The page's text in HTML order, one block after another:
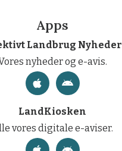
Apps
Landbrug Nyheder
nyheder og e-avis.
LandKiosken
vores digitale e-aviser.